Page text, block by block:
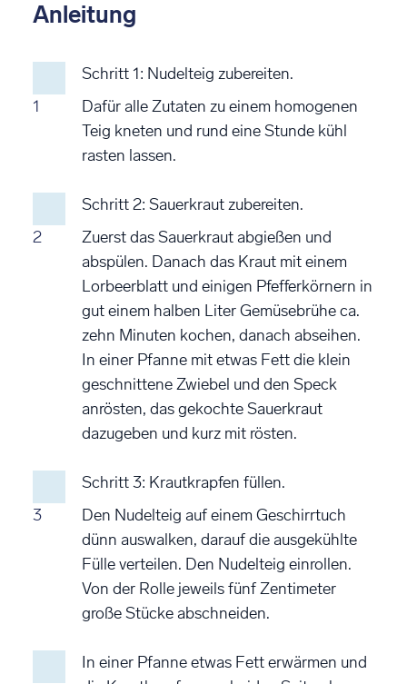
Anleitung
1
Schritt 1: Nudelteig zubereiten.
Dafür alle Zutaten zu einem homogenen
Teig kneten und rund eine Stunde kühl
rasten lassen.
2
Schritt 2: Sauerkraut zubereiten.
Zuerst das Sauerkraut abgießen und
abspülen. Danach das Kraut mit einem
Lorbeerblatt und einigen Pfefferkörnern in
gut einem halben Liter Gemüsebrühe ca.
zehn Minuten kochen, danach abseihen.
In einer Pfanne mit etwas Fett die klein
geschnittene Zwiebel und den Speck
anrösten, das gekochte Sauerkraut
dazugeben und kurz mit rösten.
3
Schritt 3: Krautkrapfen füllen.
Den Nudelteig auf einem Geschirrtuch
dünn auswalken, darauf die ausgekühlte
Fülle verteilen. Den Nudelteig einrollen.
Von der Rolle jeweils fünf Zentimeter
große Stücke abschneiden.
In einer Pfanne etwas Fett erwärmen und